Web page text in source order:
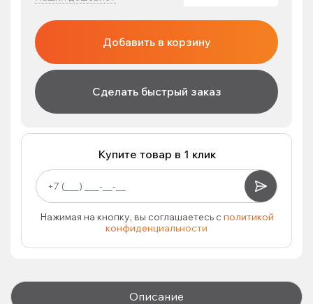
Добавить в корзину
Сделать быстрый заказ
Купите товар в 1 клик
Нажимая на кнопку, вы соглашаетесь с политикой
конфиденциальности
Описание